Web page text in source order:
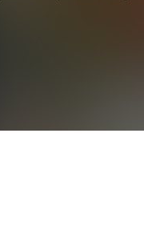
de la película!